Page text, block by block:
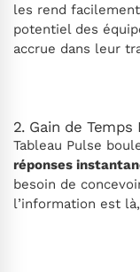
les rend
potentiel des
accrue dans leur
2. Gain de Temps
Tableau Pulse
réponses
besoin de
l’information est